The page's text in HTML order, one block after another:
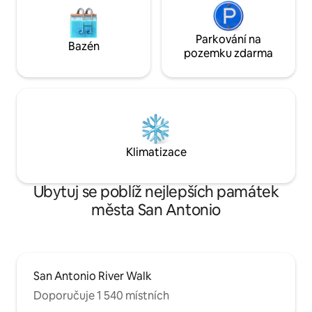
Bazén
Parkování na
pozemku zdarma
Klimatizace
Ubytuj se poblíž nejlepších památek
města San Antonio
San Antonio River Walk
Doporučuje 1 540 místních